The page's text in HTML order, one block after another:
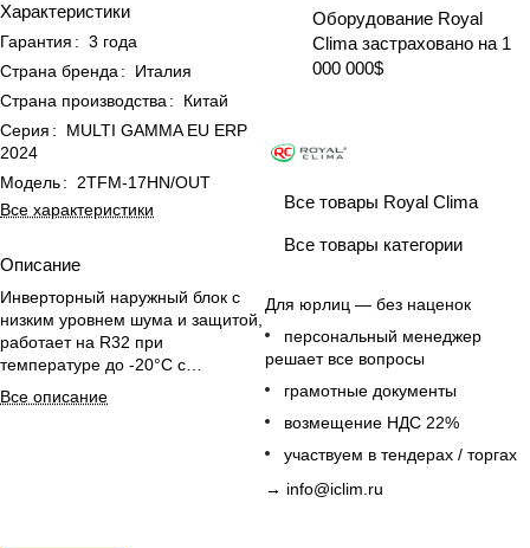
Характеристики
Гарантия : 3 года
Страна бренда :
Италия
Страна производства :
Китай
Серия :
MULTI GAMMA EU ERP
2024
Модель:
2TFM-17HN/OUT
Все характеристики
Описание
Инверторный наружный блок с
низким уровнем шума и защитой,
работает на R32 при
температуре до -20°C с
поддержкой до 5 настенных
блоков.
Все описание
Оборудование Royal
Clima застраховано на 1
000 000$
Все товары Royal Clima
Все товары категории
Для юрлиц — без наценок
персональный менеджер
решает все вопросы
грамотные документы
возмещение НДС 22%
участвуем в тендерах / торгах
→ info@iclim.ru